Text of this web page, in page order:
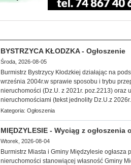
BYSTRZYCA KŁODZKA - Ogłoszenie
Środa, 2026-08-05
Burmistrz Bystrzycy Kłodzkiej działając na
września 2004r.w sprawie sposobu i trybu
nieruchomości (Dz.U. z 2021r. poz.2213) oraz
nieruchomościami (tekst jednolity Dz.U.z
Kategoria: Ogłoszenia
MIĘDZYLESIE - Wyciąg z ogłoszenia
Wtorek, 2026-08-04
Burmistrz Miasta i Gminy Międzylesie
nieruchomości stanowiącej własność Gminy